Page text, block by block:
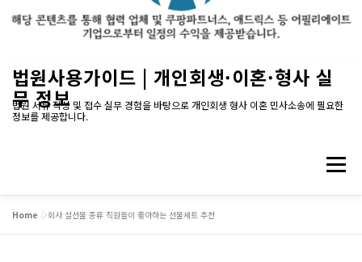
법원사용가이드 | 개인회생·이혼·형사 실
무 정보
법원 서류 작성 및 접수 실무 경험을 바탕으로 개인회생 형사 이혼 민사소송에 필요한
정보를 제공합니다.
메뉴
Home »회사 설선물 종류 직원들이 좋아하는 선물세트 추천